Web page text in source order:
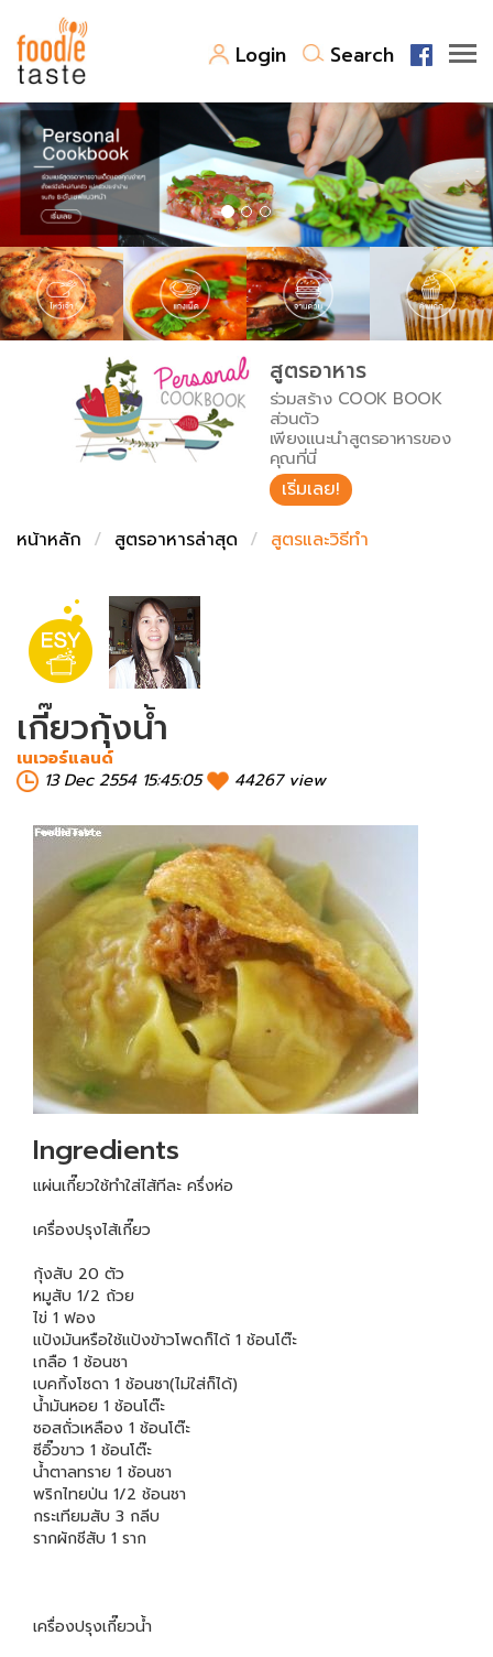
Login Search
สูตรอาหาร
สูตรอาหารล่าสุด
Top Foodie
พาไปชิม
สารพันก้นครัว
เคล็ดลับน่ารู้
เปรียบเทียบหน่วยการตวง
เปรียบเทียบอุณหภูมิ
เปรียบเทียบน้ำหนักวัตถุดิบ
FoodPedia
สร้าง Cookbook
สูตรอาหาร
ร่วมสร้าง COOK BOOK
ส่วนตัว
เพียงแนะนำสูตรอาหารของ
คุณที่นี่
เริ่มเลย!
หน้าหลัก
สูตรอาหารล่าสุด สูตรและวิธีทำ
เกี๊ยวกุ้งน้ำ
เนเวอร์แลนด์
13 Dec 2554 15:45:05
44267 view
Ingredients
แผ่นเกี๊ยวใช้ทำใส่ไส้ทีละ ครึ่งห่อ
เครื่องปรุงไส้เกี๊ยว
กุ้งสับ 20 ตัว
หมูสับ 1/2 ถ้วย
ไข่ 1 ฟอง
แป้งมันหรือใช้แป้งข้าวโพดก็ได้ 1 ช้อนโต๊ะ
เกลือ 1 ช้อนชา
เบคกิ้งโซดา 1 ช้อนชา(ไม่ใส่ก็ได้)
น้ำมันหอย 1 ช้อนโต๊ะ
ซอสถั่วเหลือง 1 ช้อนโต๊ะ
ซีอิ๊วขาว 1 ช้อนโต๊ะ
น้ำตาลทราย 1 ช้อนชา
พริกไทยป่น 1/2 ช้อนชา
กระเทียมสับ 3 กลีบ
รากผักชีสับ 1 ราก
เครื่องปรุงเกี๊ยวน้ำ